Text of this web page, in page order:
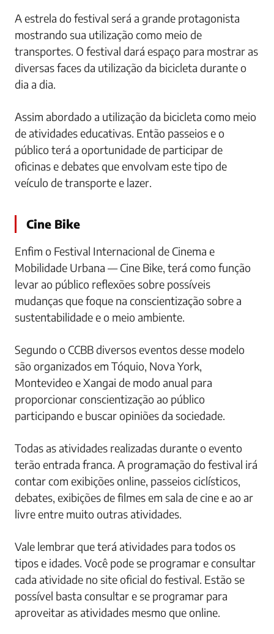
A estrela do festival será a grande protagonista
mostrando sua utilização como meio de
transportes. O festival dará espaço para mostrar as
diversas faces da utilização da bicicleta durante o
dia a dia.
Assim abordado a utilização da bicicleta como meio
de atividades educativas. Então passeios e o
público terá a oportunidade de participar de
oficinas e debates que envolvam este tipo de
veículo de transporte e lazer.
Cine Bike
Enfim o Festival Internacional de Cinema e
Mobilidade Urbana — Cine Bike, terá como função
levar ao público reflexões sobre possíveis
mudanças que foque na conscientização sobre a
sustentabilidade e o meio ambiente.
Segundo o CCBB diversos eventos desse modelo
são organizados em Tóquio, Nova York,
Montevideo e Xangai de modo anual para
proporcionar conscientização ao público
participando e buscar opiniões da sociedade.
Todas as atividades realizadas durante o evento
terão entrada franca. A programação do festival irá
contar com exibições online, passeios ciclísticos,
debates, exibições de filmes em sala de cine e ao ar
livre entre muito outras atividades.
Vale lembrar que terá atividades para todos os
tipos e idades. Você pode se programar e consultar
cada atividade no site oficial do festival. Estão se
possível basta consultar e se programar para
aproveitar as atividades mesmo que online.